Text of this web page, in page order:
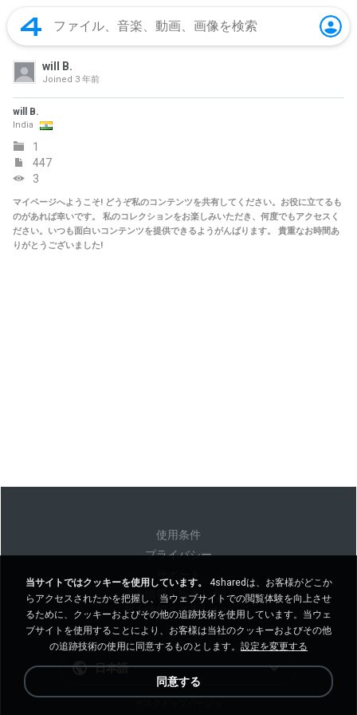
will B.
Joined 3 年前
will B.
India
1
447
3
マイページへようこそ! どうぞ私のコンテンツを共有してください。お役に立てるも
のがあれば幸いです。 私のコレクションをお楽しみいただき、何度でもアクセスく
ださい。いつも面白いコンテンツを提供できるようがんばります。 貴重なお時間あ
りがとうございました!
使用条件
プライバシー
個人情報を販売しない
個人情報を共有しない
日本語
当サイトではクッキーを使用しています。
4sharedは、お客様がどこか
らアクセスされたかを把握し、当ウェブサイトでの閲覧体験を向上させ
るために、クッキーおよびその他の追跡技術を使用しています。当ウェ
ブサイトを使用することにより、お客様は当社のクッキーおよびその他
の追跡技術の使用に同意するものとします。 設定を変更する
同意する